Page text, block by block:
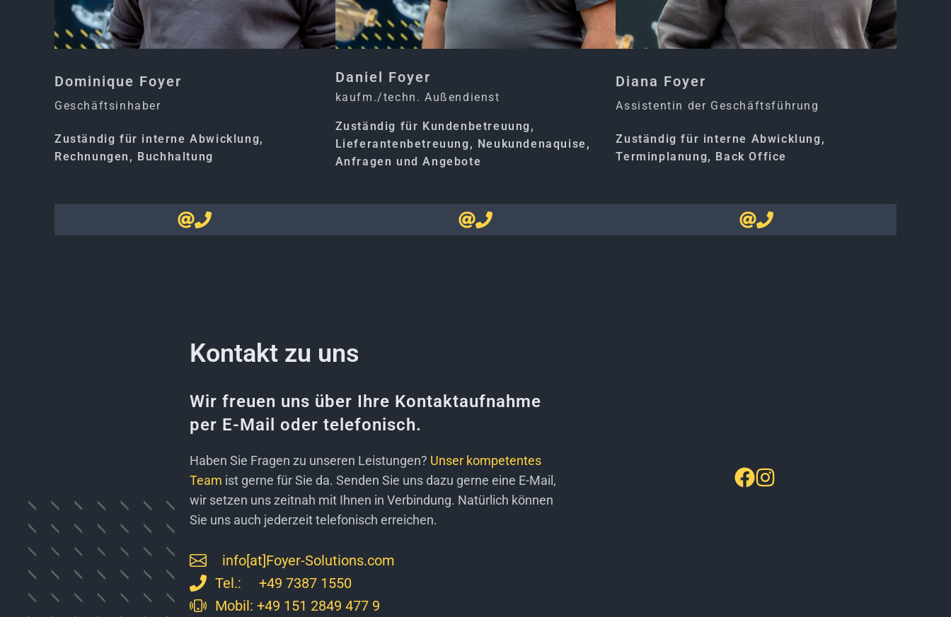
Dominique Foyer
Geschäftsinhaber
Zuständig für interne Abwicklung,
Rechnungen, Buchhaltung
Daniel Foyer
kaufm./techn. Außendienst
Zuständig für Kundenbetreuung,
Lieferantenbetreuung, Neukundenaquise,
Anfragen und Angebote
Diana Foyer
Assistentin der Geschäftsführung
Zuständig für interne Abwicklung,
Terminplanung, Back Office
Kontakt zu uns
Wir freuen uns über Ihre Kontaktaufnahme
per E-Mail oder telefonisch.
Haben Sie Fragen zu unseren Leistungen? Unser kompetentes
Team ist gerne für Sie da. Senden Sie uns dazu gerne eine E-Mail,
wir setzen uns zeitnah mit Ihnen in Verbindung. Natürlich können
Sie uns auch jederzeit telefonisch erreichen.
info[at]Foyer-Solutions.com
Tel.: +49 7387 1550
Mobil:+49 151 2849 477 9